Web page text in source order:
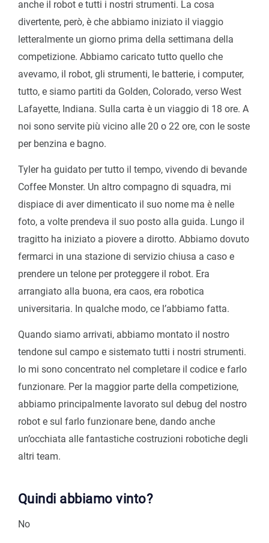
anche il robot e tutti i nostri strumenti. La cosa
divertente, però, è che abbiamo iniziato il viaggio
letteralmente un giorno prima della settimana della
competizione. Abbiamo caricato tutto quello che
avevamo, il robot, gli strumenti, le batterie, i computer,
tutto, e siamo partiti da Golden, Colorado, verso West
Lafayette, Indiana. Sulla carta è un viaggio di 18 ore. A
noi sono servite più vicino alle 20 o 22 ore, con le soste
per benzina e bagno.
Tyler ha guidato per tutto il tempo, vivendo di bevande
Coffee Monster. Un altro compagno di squadra, mi
dispiace di aver dimenticato il suo nome ma è nelle
foto, a volte prendeva il suo posto alla guida. Lungo il
tragitto ha iniziato a piovere a dirotto. Abbiamo dovuto
fermarci in una stazione di servizio chiusa a caso e
prendere un telone per proteggere il robot. Era
arrangiato alla buona, era caos, era robotica
universitaria. In qualche modo, ce l’abbiamo fatta.
Quando siamo arrivati, abbiamo montato il nostro
tendone sul campo e sistemato tutti i nostri strumenti.
Io mi sono concentrato nel completare il codice e farlo
funzionare. Per la maggior parte della competizione,
abbiamo principalmente lavorato sul debug del nostro
robot e sul farlo funzionare bene, dando anche
un’occhiata alle fantastiche costruzioni robotiche degli
altri team.
Quindi abbiamo vinto?
No